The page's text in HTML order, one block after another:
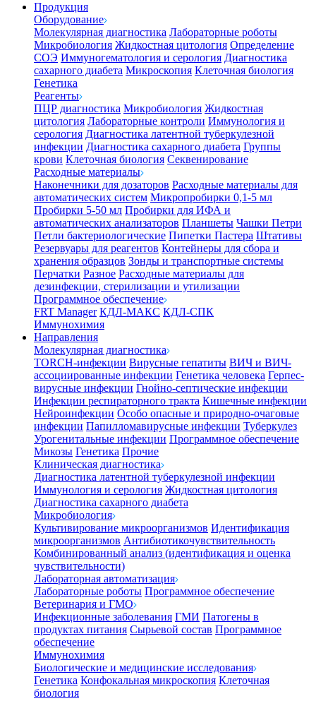
Продукция
Оборудование
Молекулярная диагностика Лабораторные роботы
Микробиология Жидкостная цитология Определение
СОЭ Иммуногематология и серология Диагностика
сахарного диабета Микроскопия Клеточная биология
Генетика
Реагенты
ПЦР диагностика Микробиология Жидкостная
цитология Лабораторные контроли Иммунология и
серология Диагностика латентной туберкулезной
инфекции Диагностика сахарного диабета Группы
крови Клеточная биология Секвенирование
Расходные материалы
Наконечники для дозаторов Расходные материалы для
автоматических систем Микропробирки 0,1-5 мл
Пробирки 5-50 мл Пробирки для ИФА и
автоматических анализаторов Планшеты Чашки Петри
Петли бактериологические Пипетки Пастера Штативы
Резервуары для реагентов Контейнеры для сбора и
хранения образцов Зонды и транспортные системы
Перчатки Разное Расходные материалы для
дезинфекции, стерилизации и утилизации
Программное обеспечение
FRT Manager КДЛ-МАКС КДЛ-СПК
Иммунохимия
Направления
Молекулярная диагностика
TORCH-инфекции Вирусные гепатиты ВИЧ и ВИЧ-
ассоциированные инфекции Генетика человека Герпес-
вирусные инфекции Гнойно-септические инфекции
Инфекции респираторного тракта Кишечные инфекции
Нейроинфекции Особо опасные и природно-очаговые
инфекции Папилломавирусные инфекции Туберкулез
Урогенитальные инфекции Программное обеспечение
Микозы Генетика Прочие
Клиническая диагностика
Диагностика латентной туберкулезной инфекции
Иммунология и серология Жидкостная цитология
Диагностика сахарного диабета
Микробиология
Культивирование микроорганизмов Идентификация
микроорганизмов Антибиотикочувствительность
Комбинированный анализ (идентификация и оценка
чувствительности)
Лабораторная автоматизация
Лабораторные роботы Программное обеспечение
Ветеринария и ГМО
Инфекционные заболевания ГМИ Патогены в
продуктах питания Сырьевой состав Программное
обеспечение
Иммунохимия
Биологические и медицинские исследования
Генетика Конфокальная микроскопия Клеточная
биология